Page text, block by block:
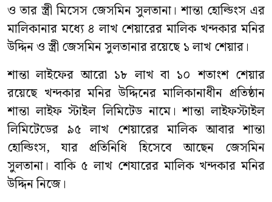
ও তার স্ত্রী মিসেস জেসমিন সুলতানা। শান্তা হোল্ডিংস এর
মালিকানার মধ্যে ৪ লাখ শেয়ারের মালিক খন্দকার মনির
উদ্দিন ও স্ত্রী জেসমিন সুলতানার রয়েছে ১ লাখ শেয়ার।
শান্তা লাইফের আরো ১৮ লাখ বা ১০ শতাংশ শেয়ার
রয়েছে খন্দকার মনির উদ্দিনের মালিকানাধীন প্রতিষ্ঠান
শান্তা লাইফ স্টাইল লিমিটেড নামে। শান্তা লাইফস্টাইল
লিমিটেডের ৯৫ লাখ শেয়ারের মালিক আবার শান্তা
হোল্ডিংস, যার প্রতিনিধি হিসেবে আছেন জেসমিন
সুলতানা। বাকি ৫ লাখ শেযারের মালিক খন্দকার মনির
উদ্দিন নিজে।